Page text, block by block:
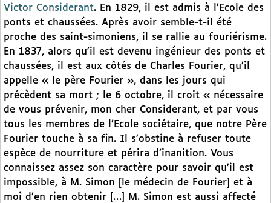
Victor Considerant. En 1829, il est admis à l’Ecole des
ponts et chaussées. Après avoir semble-t-il été
proche des saint-simoniens, il se rallie au fouriérisme.
En 1837, alors qu’il est devenu ingénieur des ponts et
chaussées, il est aux côtés de Charles Fourier, qu’il
appelle « le père Fourier », dans les jours qui
précèdent sa mort ; le 6 octobre, il croit « nécessaire
de vous prévenir, mon cher Considerant, et par vous
tous les membres de l’Ecole sociétaire, que notre Père
Fourier touche à sa fin. Il s’obstine à refuser toute
espèce de nourriture et périra d’inanition. Vous
connaissez assez son caractère pour savoir qu’il est
impossible, à M. Simon [le médecin de Fourier] et à
moi d’en rien obtenir […] M. Simon est aussi affecté